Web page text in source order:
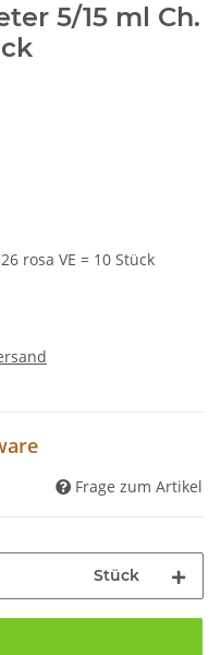
5/15 ml Ch.
rosa VE = 10 Stück
Frage zum Artikel
Stück